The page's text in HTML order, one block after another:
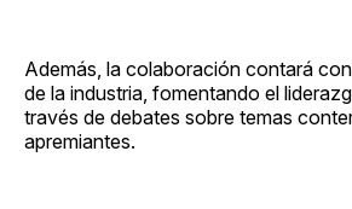
Además, la colaboración contará
de la industria, fomentando el
través de debates sobre temas
apremiantes.